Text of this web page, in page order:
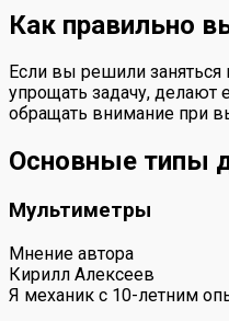
Как правильно
Если вы решили
упрощать задачу, делают
обращать внимание при
Основные типы
Мультиметры
Мнение автора
Кирилл Алексеев
Я механик с 10-летним